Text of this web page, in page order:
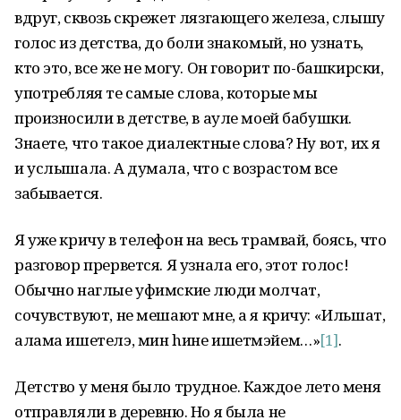
вдруг, сквозь скрежет лязгающего железа, слышу
голос из детства, до боли знакомый, но узнать,
кто это, все же не могу. Он говорит по-башкирски,
употребляя те самые слова, которые мы
произносили в детстве, в ауле моей бабушки.
Знаете, что такое диалектные слова? Ну вот, их я
и услышала. А думала, что с возрастом все
забывается.
Я уже кричу в телефон на весь трамвай, боясь, что
разговор прервется. Я узнала его, этот голос!
Обычно наглые уфимские люди молчат,
сочувствуют, не мешают мне, а я кричу: «Ильшат,
алама ишетелэ, мин hине ишетмэйем…»[1].
Детство у меня было трудное. Каждое лето меня
отправляли в деревню. Но я была не